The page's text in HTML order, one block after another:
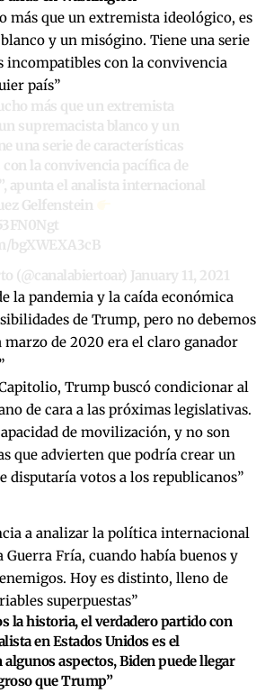
más que un extremista ideológico, es
y un misógino. Tiene una serie
incompatibles con la convivencia
país”
más que un extremista
supremacista blanco y un
una serie de características
la convivencia pacífica de
apunta el analista internacional
Gelfenstein
bgXWEXA3cB
(@canalabiertoar) January 11, 2021
la pandemia y la caída económica
de Trump, pero no debemos
marzo de 2020 era el claro ganador
Trump buscó condicionar al
de cara a las próximas legislativas.
de movilización, y no son
que advierten que podría crear un
disputaría votos a los republicanos”
a analizar la política internacional
Fría, cuando había buenos y
Hoy es distinto, lleno de
superpuestas”
la historia, el verdadero partido con
en Estados Unidos es el
algunos aspectos, Biden puede llegar
que Trump”